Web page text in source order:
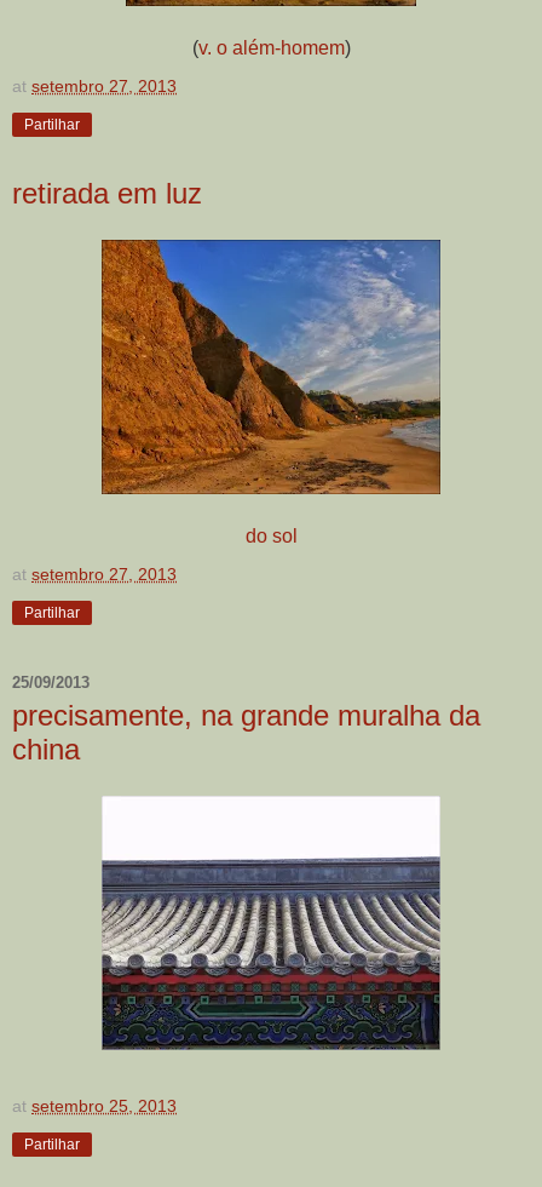
(v. o além-homem)
at setembro 27, 2013
Partilhar
retirada em luz
do sol
at setembro 27, 2013
Partilhar
25/09/2013
precisamente, na grande muralha da
china
at setembro 25, 2013
Partilhar